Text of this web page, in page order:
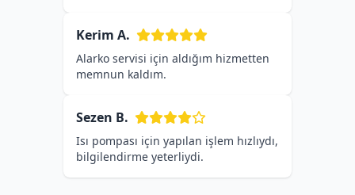
Kerim A.
Alarko servisi için aldığım hizmetten
memnun kaldım.
Sezen B.
Isı pompası için yapılan işlem hızlıydı,
bilgilendirme yeterliydi.